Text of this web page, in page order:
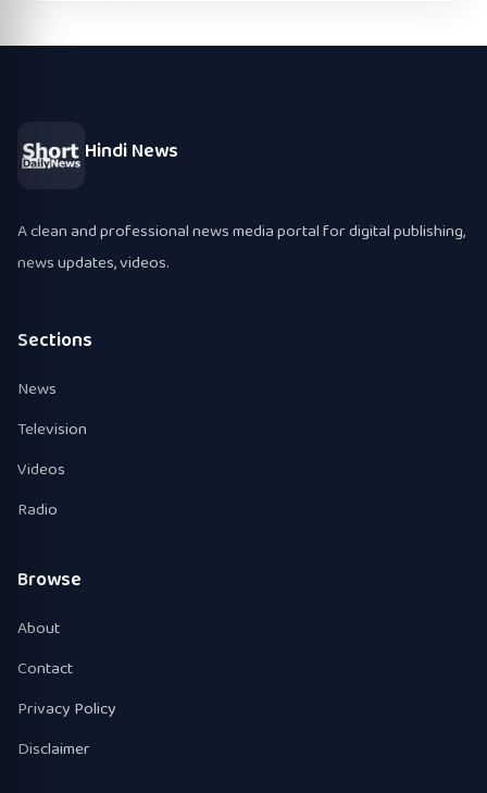
Hindi News
A clean and professional news media portal for digital publishing,
news updates, videos.
Sections
News
Television
Videos
Radio
Browse
About
Contact
Privacy Policy
Disclaimer